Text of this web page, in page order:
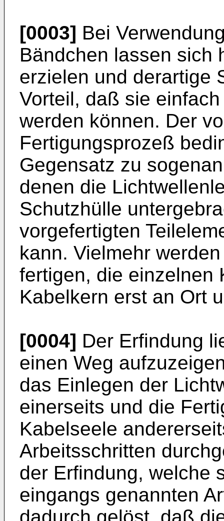
[0003] Bei
Bändchen lassen sich
erzielen und derartige
Vorteil, daß sie
werden können. Der
Fertigungsprozeß
Gegensatz zu
denen die
Schutzhülle
vorgefertigten
kann. Vielmehr
fertigen, die einzelnen
Kabelkern erst an Ort
[0004] Der Erfindung
einen Weg
das Einlegen der
einerseits und die
Kabelseele
Arbeitsschritten
der Erfindung, welche
eingangs genannten